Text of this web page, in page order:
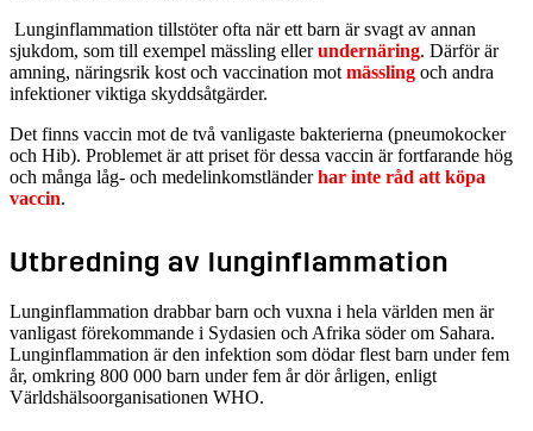
Lunginflammation tillstöter ofta när ett barn är svagt av annan
sjukdom, som till exempel mässling ellerundernäring. Därför är
amning, näringsrik kost och vaccination mot mässling och andra
infektioner viktiga skyddsåtgärder.
Det finns vaccin mot de två vanligaste bakterierna (pneumokocker
och Hib). Problemet är att priset för dessa vaccin är fortfarande hög
och många låg- och medelinkomstländerhar inte råd att köpa
vaccin.
Utbredning av lunginflammation
Lunginflammation drabbar barn och vuxna i hela världen men är
vanligast förekommande i Sydasien och Afrika söder om Sahara.
Lunginflammation är den infektion som dödar flest barn under fem
år, omkring 800 000 barn under fem år dör årligen, enligt
Världshälsoorganisationen WHO.